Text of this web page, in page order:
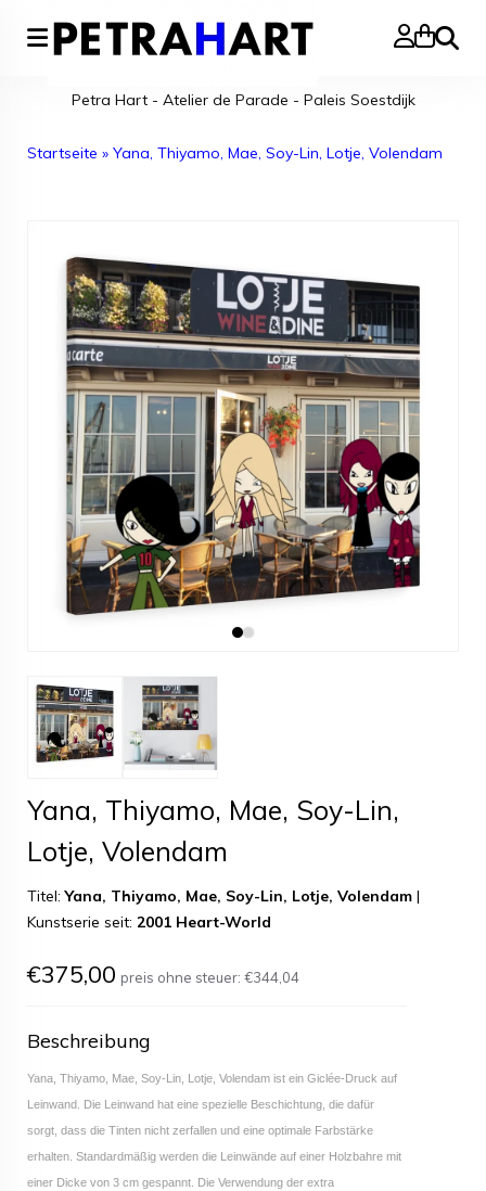
Suche
Petra Hart - Atelier de Parade - Paleis Soestdijk
Startseite » Yana, Thiyamo, Mae, Soy-Lin, Lotje, Volendam
Yana, Thiyamo, Mae, Soy-Lin,
Lotje, Volendam
Titel:Yana, Thiyamo, Mae, Soy-Lin, Lotje, Volendam |
Kunstserie seit: 2001 Heart-World
€375,00 preis ohne steuer: €344,04
Beschreibung
Yana, Thiyamo, Mae, Soy-Lin, Lotje, Volendam ist ein Giclée-Druck auf
Leinwand. Die Leinwand hat eine spezielle Beschichtung, die dafür
sorgt, dass die Tinten nicht zerfallen und eine optimale Farbstärke
erhalten. Standardmäßig werden die Leinwände auf einer Holzbahre mit
einer Dicke von 3 cm gespannt. Die Verwendung der extra